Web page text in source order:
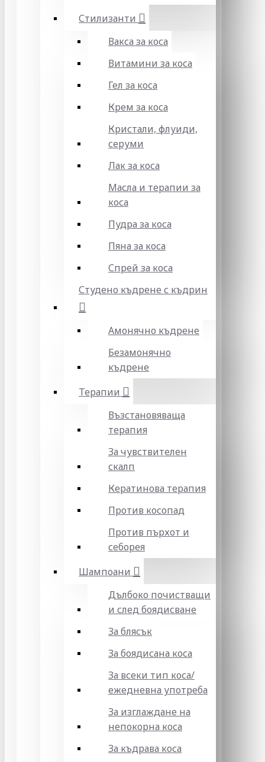
Стилизанти
Вакса за коса
Витамини за коса
Гел за коса
Крем за коса
Кристали, флуиди,
серуми
Лак за коса
Масла и терапии за
коса
Пудра за коса
Пяна за коса
Спрей за коса
Студено къдрене с къдрин
Амонячно къдрене
Безамонячно
къдрене
Терапии
Възстановяваща
терапия
За чувствителен
скалп
Кератинова терапия
Против косопад
Против пърхот и
себорея
Шампоани
Дълбоко почистващи
и след боядисване
За блясък
За боядисана коса
За всеки тип коса/
ежедневна употреба
За изглаждане на
непокорна коса
За къдрава коса